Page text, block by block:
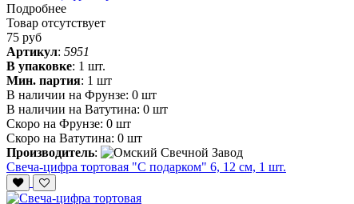
Подробнее
Товар отсутствует
75 руб
Артикул: 5951
В упаковке: 1 шт.
Мин. партия: 1 шт
В наличии на Фрунзе: 0 шт
В наличии на Ватутина: 0 шт
Скоро на Фрунзе: 0 шт
Скоро на Ватутина: 0 шт
Производитель:
Свеча-цифра тортовая "С подарком" 6, 12 см, 1 шт.